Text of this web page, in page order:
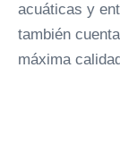
acuáticas y
también
máxima